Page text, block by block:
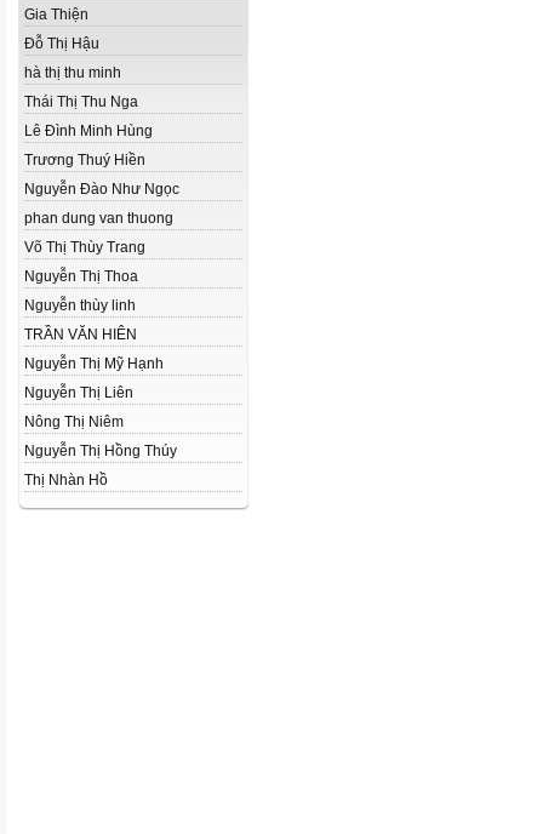
Gia Thiện
Đỗ Thị Hậu
hà thị thu minh
Thái Thị Thu Nga
Lê Đình Minh Hùng
Trương Thuý Hiền
Nguyễn Đào Như Ngọc
phan dung van thuong
Võ Thị Thùy Trang
Nguyễn Thị Thoa
Nguyễn thùy linh
TRẦN VĂN HIÊN
Nguyễn Thị Mỹ Hạnh
Nguyễn Thị Liên
Nông Thị Niêm
Nguyễn Thị Hồng Thúy
Thị Nhàn Hồ